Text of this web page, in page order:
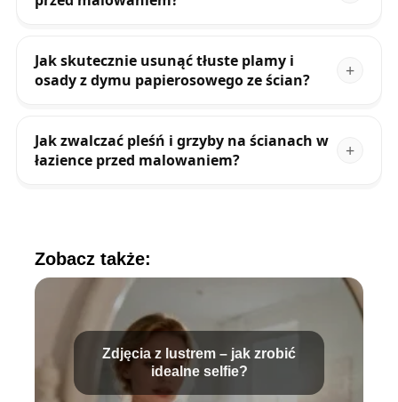
Jak skutecznie usunąć tłuste plamy i
osady z dymu papierosowego ze ścian?
Jak zwalczać pleśń i grzyby na ścianach w
łazience przed malowaniem?
Zobacz także:
Zdjęcia z lustrem – jak zrobić
idealne selfie?